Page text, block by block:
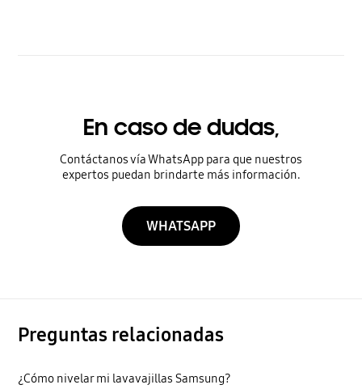
En caso de dudas,
Contáctanos vía WhatsApp para que nuestros
expertos puedan brindarte más información.
WHATSAPP
Preguntas relacionadas
¿Cómo nivelar mi lavavajillas Samsung?